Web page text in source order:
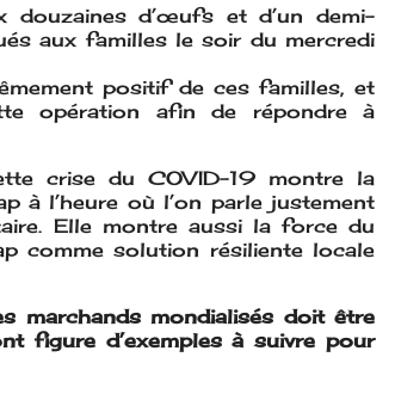
douzaines d’œufs et d’un demi-
aux familles le soir du mercredi
positif de ces familles, et
opération afin de répondre à
crise du COVID-19 montre la
à l’heure où l’on parle justement
Elle montre aussi la force du
comme solution résiliente locale
marchands mondialisés doit être
figure d’exemples à suivre pour